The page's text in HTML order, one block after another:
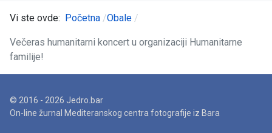
Vi ste ovde: Početna Obale
Večeras humanitarni koncert u organizaciji Humanitarne
familije!
© 2016 - 2026 Jedro.bar
On-line žurnal Mediteranskog centra fotografije iz Bara